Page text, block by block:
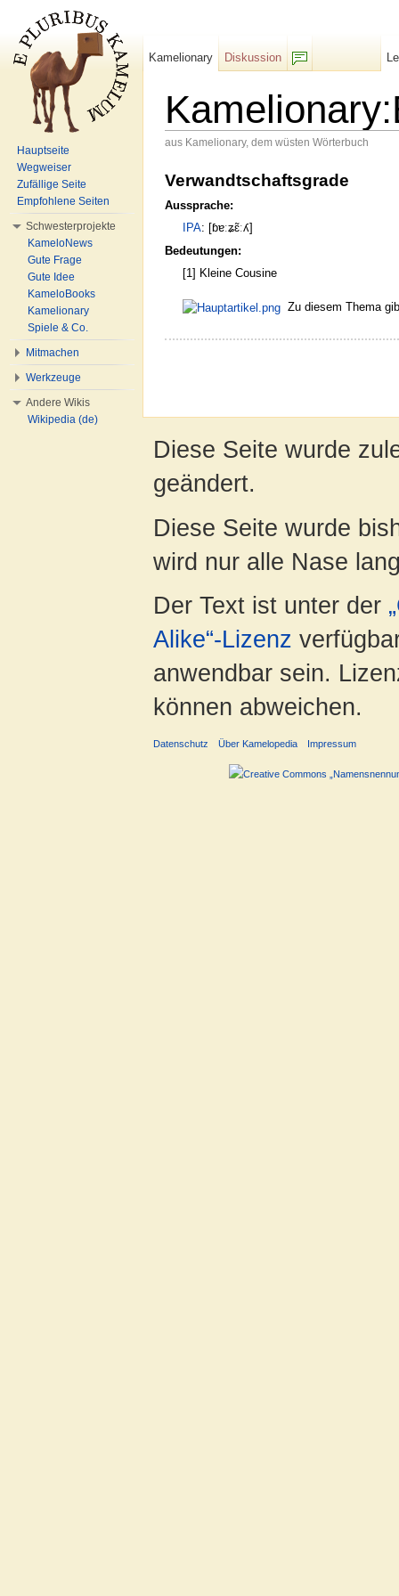
aus Kamelionary, dem wüsten Wörterbuch
Verwandtschaftsgrade
Aussprache:
IPA: [ɓɐːʑɛ̃ːʎ]
Bedeutungen:
[1] Kleine Cousine
Zu diesem Thema
Kamelionary
Diskussion
Hauptseite
Wegweiser
Zufällige Seite
Empfohlene Seiten
Schwesterprojekte
KameloNews
Gute Frage
Gute Idee
KameloBooks
Kamelionary
Spiele & Co.
Mitmachen
Werkzeuge
Andere Wikis
Wikipedia (de)
Diese Seite wurde
geändert.
Diese Seite wurde
wird nur alle Nase
Der Text ist unter der
Alike“-Lizenz
anwendbar sein.
können abweichen.
Datenschutz Über Kamelopedia Impressum